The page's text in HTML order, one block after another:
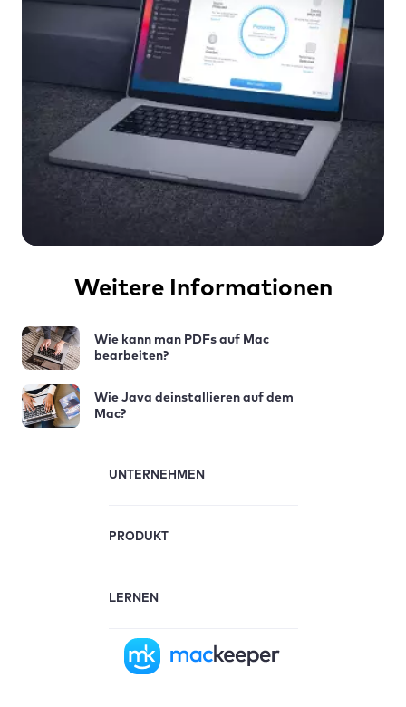
Weitere Informationen
Wie kann man PDFs auf Mac
bearbeiten?
Wie Java deinstallieren auf dem
Mac?
UNTERNEHMEN
PRODUKT
LERNEN